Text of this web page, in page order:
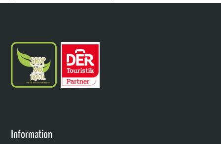
Information